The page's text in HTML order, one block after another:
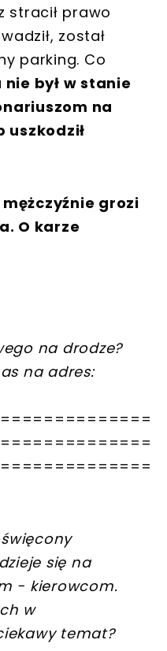
stracił prawo
został
parking. Co
był w stanie
na
uszkodził
mężczyźnie grozi
O karze
na drodze?
na adres:
się na
- kierowcom.
w
temat?